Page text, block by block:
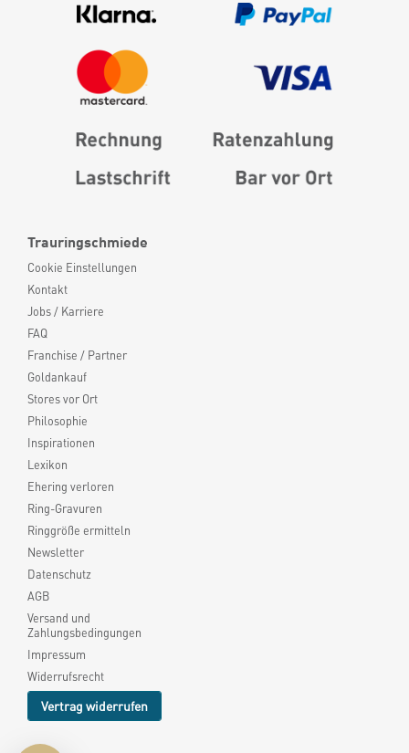
Trauringschmiede
Cookie Einstellungen
Kontakt
Jobs / Karriere
FAQ
Franchise / Partner
Goldankauf
Stores vor Ort
Philosophie
Inspirationen
Lexikon
Ehering verloren
Ring-Gravuren
Ringgröße ermitteln
Newsletter
Datenschutz
AGB
Versand und
Zahlungsbedingungen
Impressum
Widerrufsrecht
Vertrag widerrufen